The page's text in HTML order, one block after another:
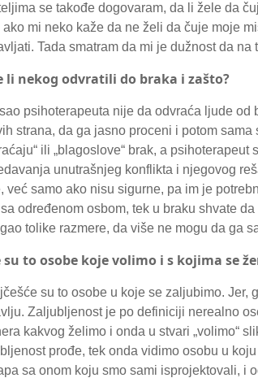
se takođe dogovaram, da li žele da
ako mi neko kaže da ne želi da čuje moje
Tada smatram da mi je dužnost da
li nekog odvratili do braka i zašto?
psihoterapeuta nije da odvraća ljude od
strana, da ga jasno proceni i potom
ili „blagoslove“ brak, a
unutrašnjeg konflikta i njegovog
već samo ako nisu sigurne, pa im je
određenom osbom, tek u braku shvate
tolike razmere, da više ne mogu da ga
su to osobe koje volimo i s kojima se
su to osobe u koje se zaljubimo. Jer,
Zaljubljenost je po definiciji nerealno
kakvog želimo i onda u stvari „volimo“
prođe, tek onda vidimo osobu u
sa onom koju smo sami isprojektovali, i